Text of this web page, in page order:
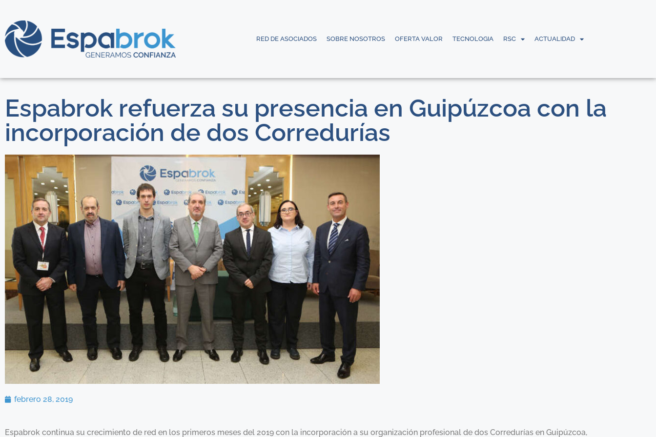
RED DE ASOCIADOS SOBRE NOSOTROS OFERTA VALOR TECNOLOGIA RSC ACTUALIDAD
Espabrok refuerza su presencia en Guipúzcoa con la
incorporación de dos Corredurías
febrero 28, 2019
Espabrok continua su crecimiento de red en los primeros meses del 2019 con la incorporación a su organización profesional de dos Corredurías en Guipúzcoa,